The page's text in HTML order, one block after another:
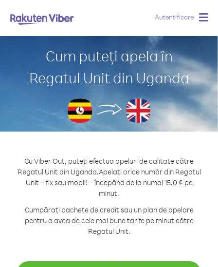
Autentificare
Cum puteți apela în
Regatul Unit din Uganda
Cu Viber Out, puteți efectua apeluri de calitate către
Regatul Unit din Uganda.Apelați orice număr din Regatul
Unit – fix sau mobil! – începând de la numai 15.0 ¢ pe
minut.
Cumpărați pachete de credit sau un plan de apelare
pentru a avea de cele mai bune tarife pe minut către
Regatul Unit.